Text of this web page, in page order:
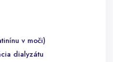
v moči)
dialyzátu